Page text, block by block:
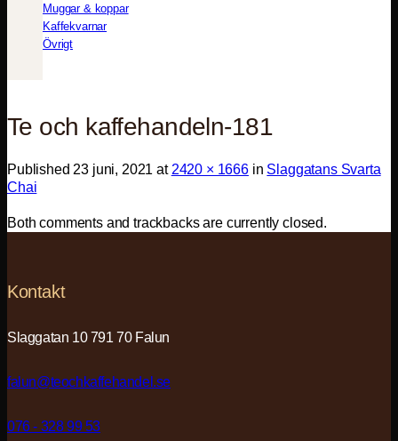
Muggar & koppar
Kaffekvarnar
Övrigt
Te och kaffehandeln-181
Published 23 juni, 2021 at 2420 × 1666in Slaggatans Svarta
Chai
Both comments and trackbacks are currently closed.
Kontakt
Slaggatan 10 791 70 Falun
falun@teochkaffehandel.se
076 - 328 99 53